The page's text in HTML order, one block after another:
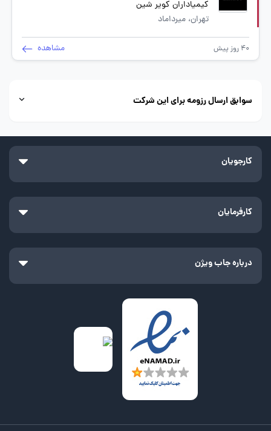
کیمیاداران کویر شین
تهران، میرداماد
40 روز پیش مشاهده
سوابق ارسال رزومه برای این شرکت
کارجویان
کارفرمایان
درباره جاب ویژن